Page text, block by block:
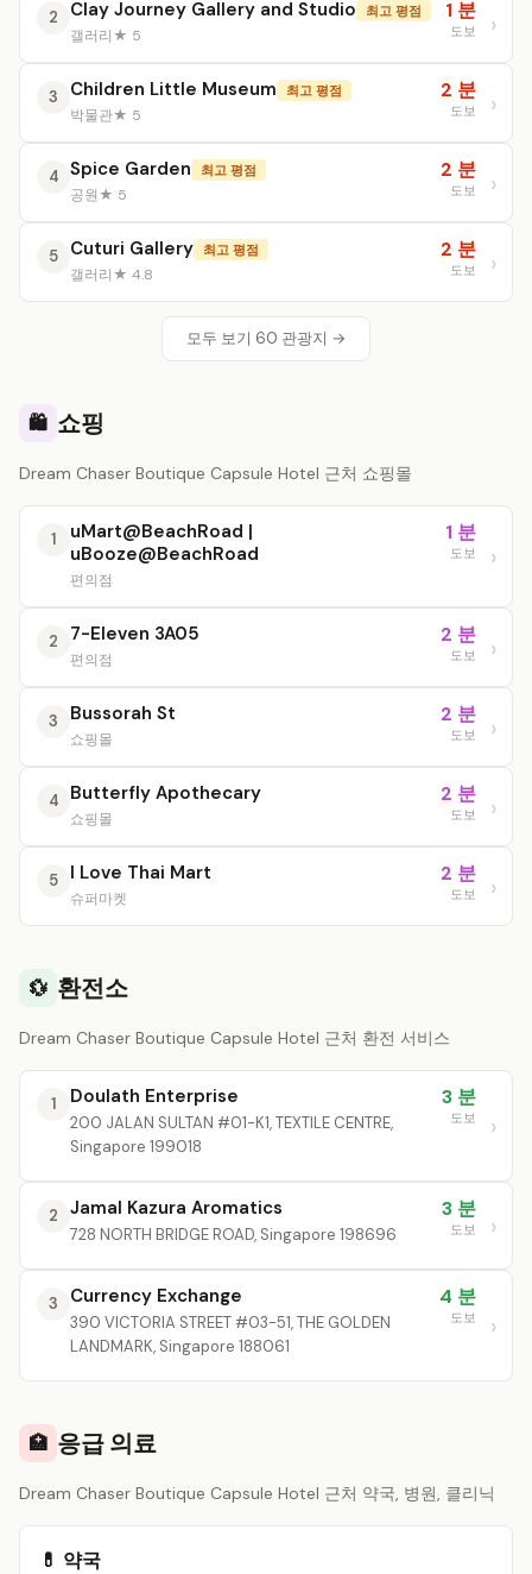
2 Clay Journey Gallery and Studio 최고 평점
갤러리★ 5
1 분
도보
3 Children Little Museum 최고 평점
박물관★ 5
2 분
도보
4 Spice Garden 최고 평점
공원★ 5
2 분
도보
5 Cuturi Gallery 최고 평점
갤러리★ 4.8
2 분
도보
모두 보기 60 관광지 →
🛍️ 쇼핑
Dream Chaser Boutique Capsule Hotel 근처 쇼핑몰
1
uMart@BeachRoad |
uBooze@BeachRoad
편의점
1 분
도보
2 7-Eleven 3A05
편의점
2 분
도보
3 Bussorah St
쇼핑몰
2 분
도보
4 Butterfly Apothecary
쇼핑몰
2 분
도보
5 I Love Thai Mart
슈퍼마켓
2 분
도보
💱 환전소
Dream Chaser Boutique Capsule Hotel 근처 환전 서비스
1 Doulath Enterprise
200 JALAN SULTAN #01-K1, TEXTILE CENTRE,
Singapore 199018
3 분
도보
2 Jamal Kazura Aromatics
728 NORTH BRIDGE ROAD, Singapore 198696
3 분
도보
3 Currency Exchange
390 VICTORIA STREET #03-51, THE GOLDEN
LANDMARK, Singapore 188061
4 분
도보
🏥 응급 의료
Dream Chaser Boutique Capsule Hotel 근처 약국, 병원, 클리닉
💊 약국